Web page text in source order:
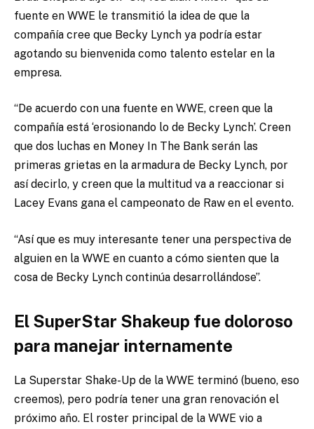
fuente en WWE le transmitió la idea de que la
compañía cree que Becky Lynch ya podría estar
agotando su bienvenida como talento estelar en la
empresa.
“De acuerdo con una fuente en WWE, creen que la
compañía está ‘erosionando lo de Becky Lynch’. Creen
que dos luchas en Money In The Bank serán las
primeras grietas en la armadura de Becky Lynch, por
así decirlo, y creen que la multitud va a reaccionar si
Lacey Evans gana el campeonato de Raw en el evento.
“Así que es muy interesante tener una perspectiva de
alguien en la WWE en cuanto a cómo sienten que la
cosa de Becky Lynch continúa desarrollándose”.
El SuperStar Shakeup fue doloroso
para manejar internamente
La Superstar Shake-Up de la WWE terminó (bueno, eso
creemos), pero podría tener una gran renovación el
próximo año. El roster principal de la WWE vio a